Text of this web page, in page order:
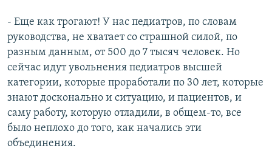
- Еще как трогают! У нас педиатров, по словам
руководства, не хватает со страшной силой, по
разным данным, от 500 до 7 тысяч человек. Но
сейчас идут увольнения педиатров высшей
категории, которые проработали по 30 лет, которые
знают досконально и ситуацию, и пациентов, и
саму работу, которую отладили, в общем-то, все
было неплохо до того, как начались эти
объединения.